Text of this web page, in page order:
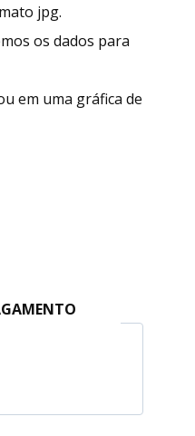
jpg.
os dados para
em uma gráfica de